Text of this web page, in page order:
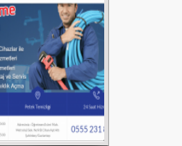
Görüntülü
Açma